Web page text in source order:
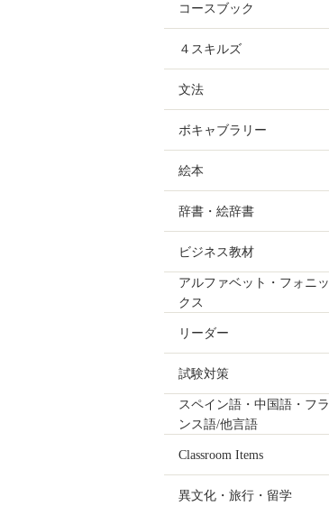
コースブック
４スキルズ
文法
ボキャブラリー
絵本
辞書・絵辞書
ビジネス教材
アルファベット・フォニッ
クス
リーダー
試験対策
スペイン語・中国語・フラ
ンス語/他言語
Classroom Items
異文化・旅行・留学